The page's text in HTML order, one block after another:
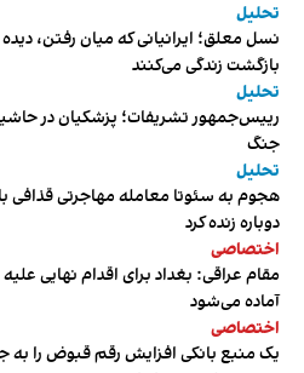
تحلیل
نسل معلق؛ ایرانیانی که میان رفتن،
بازگشت زندگی می‌کنند
تحلیل
رییس‌جمهور تشریفات؛ پزشکیان در
جنگ
تحلیل
هجوم به سئوتا معامله مهاجرتی قذافی با
دوباره زنده کرد
اختصاصی
مقام عراقی: بغداد برای اقدام نهایی
آماده می‌شود
اختصاصی
یک منبع بانکی افزایش رقم قبوض را به